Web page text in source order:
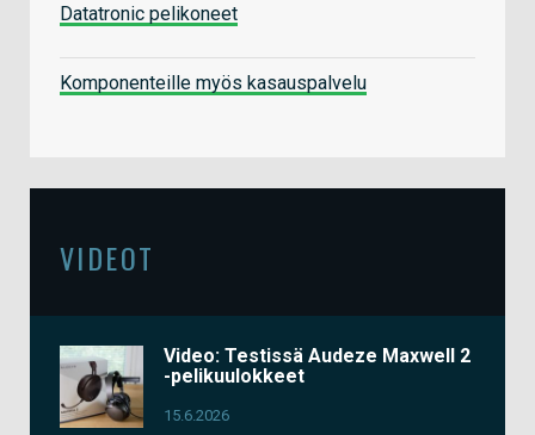
Datatronic pelikoneet
Komponenteille myös kasauspalvelu
VIDEOT
Video: Testissä Audeze Maxwell 2
-pelikuulokkeet
15.6.2026